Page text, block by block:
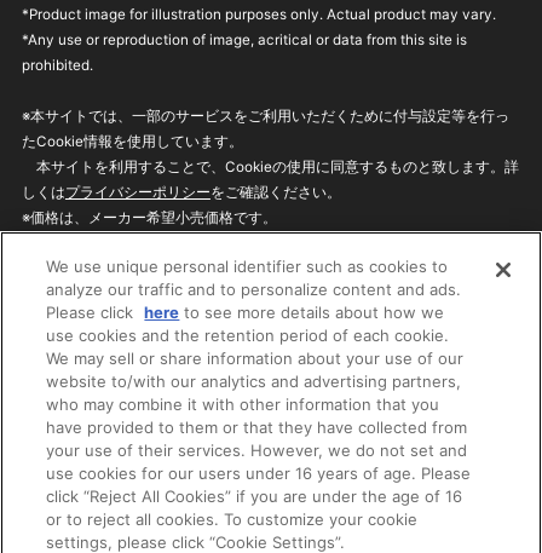
*Product image for illustration purposes only. Actual product may vary.
*Any use or reproduction of image, acritical or data from this site is
prohibited.
※本サイトでは、一部のサービスをご利用いただくために付与設定等を行っ
たCookie情報を使用しています。
本サイトを利用することで、Cookieの使用に同意するものと致します。詳
しくはプライバシーポリシーをご確認ください。
※価格は、メーカー希望小売価格です。
ざいますのでご了承ください。
privacypolicy
Do Not Sell or Share My
Personal Information
ウェブサイトご利用条件
ソーシャルメディアポリシー
個人情報保護方針
お問い合わせ
©BANDAI
We use unique personal identifier such as cookies to
analyze our traffic and to personalize content and ads.
Please click here to see more details about how we
use cookies and the retention period of each cookie.
We may sell or share information about your use of our
website to/with our analytics and advertising partners,
who may combine it with other information that you
have provided to them or that they have collected from
your use of their services. However, we do not set and
use cookies for our users under 16 years of age. Please
click “Reject All Cookies” if you are under the age of 16
or to reject all cookies. To customize your cookie
settings, please click “Cookie Settings”.